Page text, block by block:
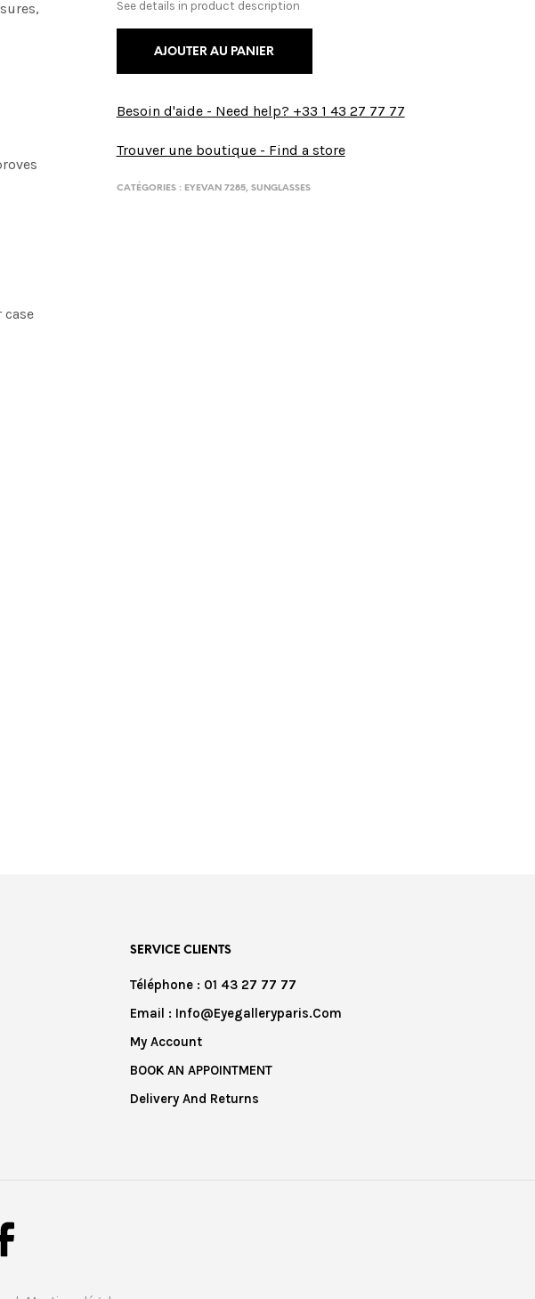
See details in product description
AJOUTER AU PANIER
Besoin d'aide - Need help? +33 1 43 27 77 77
Trouver une boutique - Find a store
CATÉGORIES : EYEVAN 7285, SUNGLASSES
SERVICE CLIENTS
Téléphone : 01 43 27 77 77
Email : Info@eyegalleryparis.com
My Account
BOOK AN APPOINTMENT
Delivery And Returns